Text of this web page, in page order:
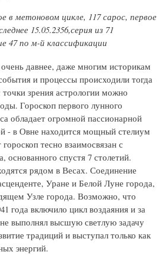
в метоновом цикле, 117 сарос, первое
15.05.2356,серия из 71
47 по м-й классификации
очень давнее, даже многим историкам
и процессы происходили тогда
зрения астрологии можно
Гороскоп первого лунного
обладает огромной пассионарной
- в Овне находится мощный стелиум
тесно взаимосвязан с
основанного спустя 7 столетий.
рядом в Весах. Соединение
Уране и Белой Луне города,
Узле города. Возможно, что
года включило цикл воздаяния и за
выполнял высшую светлую задачу
традиций и выступал только как
энергий.